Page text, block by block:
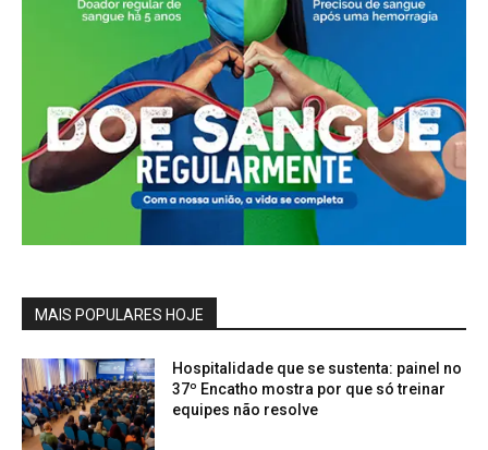
MAIS POPULARES HOJE
Hospitalidade que se sustenta: painel no
37º Encatho mostra por que só treinar
equipes não resolve